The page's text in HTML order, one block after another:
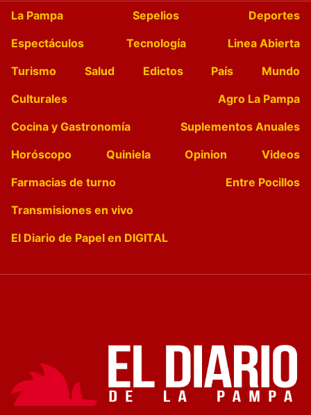
La Pampa Sepelios
Deportes
Espectáculos
Tecnología
Linea Abierta
Turismo
Salud Edictos País
Mundo
Culturales
Agro La Pampa
Cocina y Gastronomía
Suplementos Anuales
Horóscopo
Quiniela Opinion
Videos
Farmacias de turno
Entre Pocillos
Transmisiones en vivo
El Diario de Papel en DIGITAL